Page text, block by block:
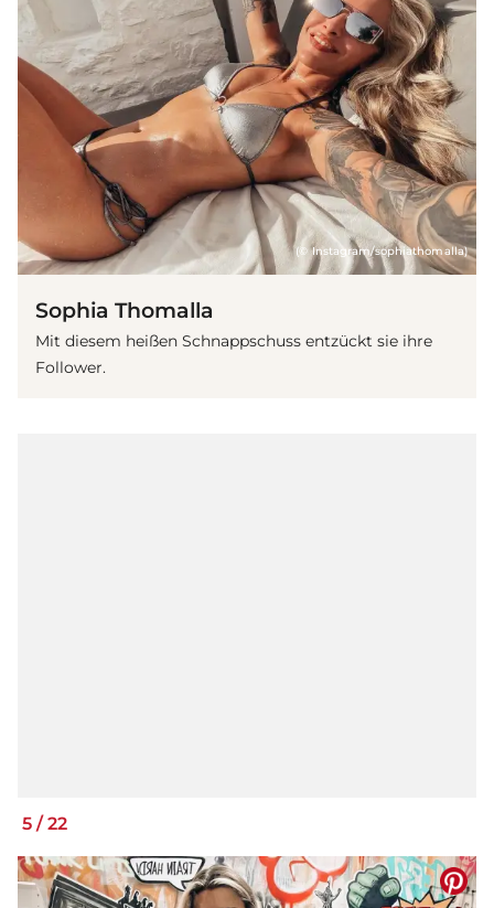
(© Instagram/sophiathomalla)
Sophia Thomalla
Mit diesem heißen Schnappschuss entzückt sie ihre
Follower.
5 / 22